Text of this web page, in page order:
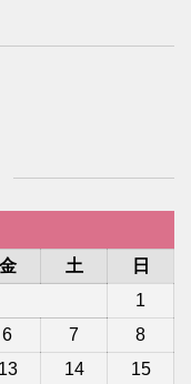
金 土
日
1
6 7
8
13 14
15